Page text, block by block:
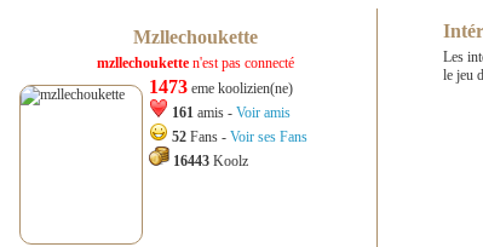
Mzllechoukette
mzllechouketten'est pas connecté
1473 eme koolizien(ne)
161 amis - Voir amis
52 Fans - Voir ses Fans
16443 Koolz
Les
le jeu